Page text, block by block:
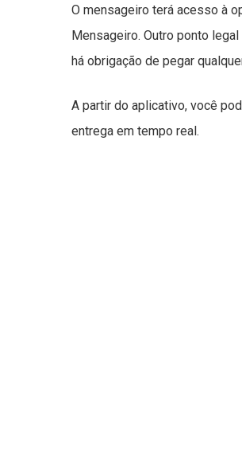
O mensageiro terá acesso à
Mensageiro. Outro ponto
há obrigação de pegar
A partir do aplicativo, você
entrega em tempo real.